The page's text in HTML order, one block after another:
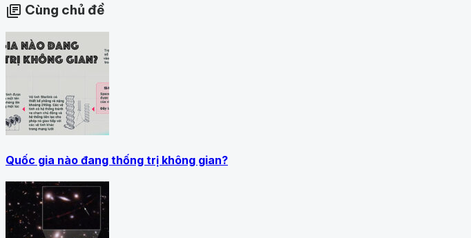
library_books Cùng chủ đề
Quốc gia nào đang thống trị không gian?